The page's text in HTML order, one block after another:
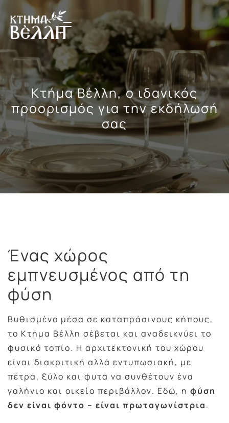
Κτήμα Βέλλη, ο ιδανικός
προορισμός για την εκδήλωσή
σας
Ένας χώρος
εμπνευσμένος από τη
φύση
Βυθισμένο μέσα σε καταπράσινους κήπους,
το Κτήμα Βέλλη σέβεται και αναδεικνύει το
φυσικό τοπίο. Η αρχιτεκτονική του χώρου
είναι διακριτική αλλά εντυπωσιακή, με
πέτρα, ξύλο και φυτά να συνθέτουν ένα
γαλήνιο και οικείο περιβάλλον. Εδώ, η φύση
δεν είναι φόντο – είναι πρωταγωνίστρια.